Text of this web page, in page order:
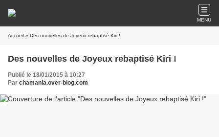
MENU
Accueil » Des nouvelles de Joyeux rebaptisé Kiri !
Des nouvelles de Joyeux rebaptisé Kiri !
Publié le 18/01/2015 à 10:27
Par chamania.over-blog.com